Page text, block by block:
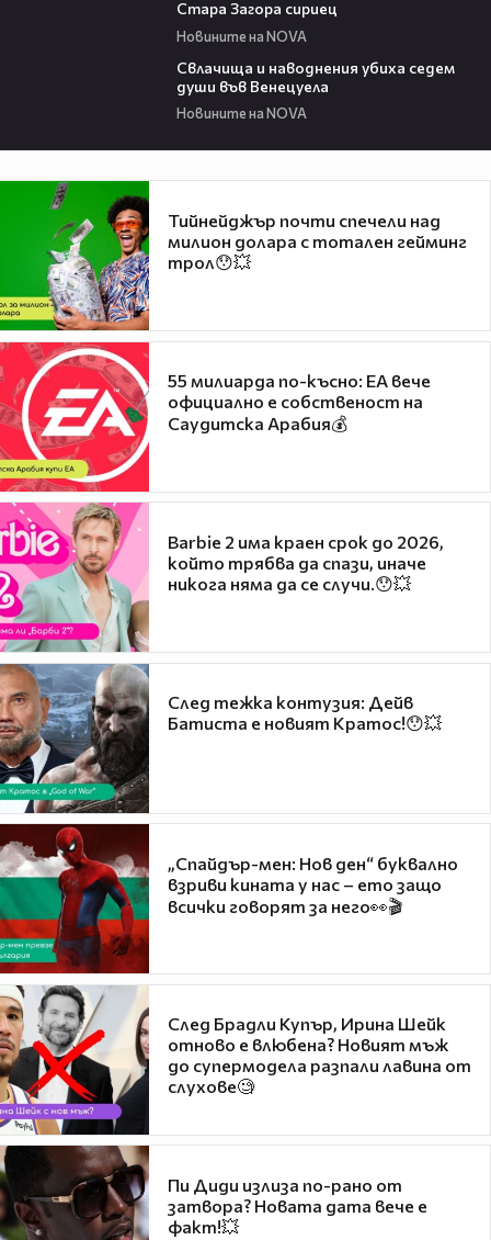
Стара Загора сириец
Новините на NOVA
Свлачища и наводнения убиха седем
души във Венецуела
Новините на NOVA
Тийнейджър почти спечели над
милион долара с тотален гейминг
трол😯💥
55 милиарда по-късно: EA вече
официално е собственост на
Саудитска Арабия💰
Barbie 2 има краен срок до 2026,
който трябва да спази, иначе
никога няма да се случи.😯💥
След тежка контузия: Дейв
Батиста е новият Кратос!😯💥
„Спайдър-мен: Нов ден“ буквално
взриви кината у нас – ето защо
всички говорят за него👀🎬
След Брадли Купър, Ирина Шейк
отново е влюбена? Новият мъж
до супермодела разпали лавина от
слухове🧐
Пи Диди излиза по-рано от
затвора? Новата дата вече е
факт!💥